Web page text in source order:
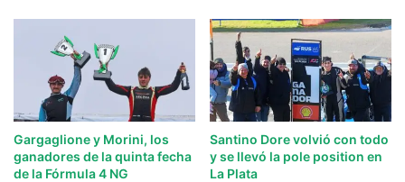
Gargaglione y Morini, los
ganadores de la quinta fecha
de la Fórmula 4 NG
Santino Dore volvió con todo
y se llevó la pole position en
La Plata